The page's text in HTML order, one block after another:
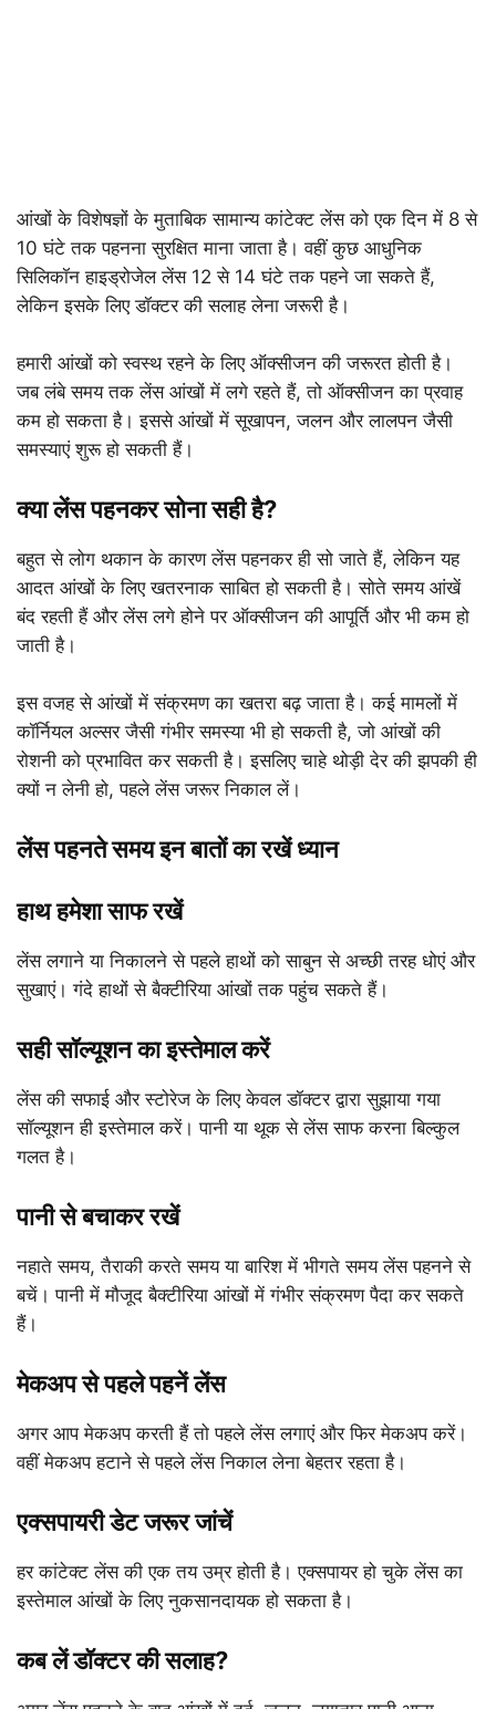
आंखों के विशेषज्ञों के मुताबिक सामान्य कांटेक्ट लेंस को एक दिन में 8 से
10 घंटे तक पहनना सुरक्षित माना जाता है। वहीं कुछ आधुनिक
सिलिकॉन हाइड्रोजेल लेंस 12 से 14 घंटे तक पहने जा सकते हैं,
लेकिन इसके लिए डॉक्टर की सलाह लेना जरूरी है।
हमारी आंखों को स्वस्थ रहने के लिए ऑक्सीजन की जरूरत होती है।
जब लंबे समय तक लेंस आंखों में लगे रहते हैं, तो ऑक्सीजन का प्रवाह
कम हो सकता है। इससे आंखों में सूखापन, जलन और लालपन जैसी
समस्याएं शुरू हो सकती हैं।
क्या लेंस पहनकर सोना सही है?
बहुत से लोग थकान के कारण लेंस पहनकर ही सो जाते हैं, लेकिन यह
आदत आंखों के लिए खतरनाक साबित हो सकती है। सोते समय आंखें
बंद रहती हैं और लेंस लगे होने पर ऑक्सीजन की आपूर्ति और भी कम हो
जाती है।
इस वजह से आंखों में संक्रमण का खतरा बढ़ जाता है। कई मामलों में
कॉर्नियल अल्सर जैसी गंभीर समस्या भी हो सकती है, जो आंखों की
रोशनी को प्रभावित कर सकती है। इसलिए चाहे थोड़ी देर की झपकी ही
क्यों न लेनी हो, पहले लेंस जरूर निकाल लें।
लेंस पहनते समय इन बातों का रखें ध्यान
हाथ हमेशा साफ रखें
लेंस लगाने या निकालने से पहले हाथों को साबुन से अच्छी तरह धोएं और
सुखाएं। गंदे हाथों से बैक्टीरिया आंखों तक पहुंच सकते हैं।
सही सॉल्यूशन का इस्तेमाल करें
लेंस की सफाई और स्टोरेज के लिए केवल डॉक्टर द्वारा सुझाया गया
सॉल्यूशन ही इस्तेमाल करें। पानी या थूक से लेंस साफ करना बिल्कुल
गलत है।
पानी से बचाकर रखें
नहाते समय, तैराकी करते समय या बारिश में भीगते समय लेंस पहनने से
बचें। पानी में मौजूद बैक्टीरिया आंखों में गंभीर संक्रमण पैदा कर सकते
हैं।
मेकअप से पहले पहनें लेंस
अगर आप मेकअप करती हैं तो पहले लेंस लगाएं और फिर मेकअप करें।
वहीं मेकअप हटाने से पहले लेंस निकाल लेना बेहतर रहता है।
एक्सपायरी डेट जरूर जांचें
हर कांटेक्ट लेंस की एक तय उम्र होती है। एक्सपायर हो चुके लेंस का
इस्तेमाल आंखों के लिए नुकसानदायक हो सकता है।
कब लें डॉक्टर की सलाह?